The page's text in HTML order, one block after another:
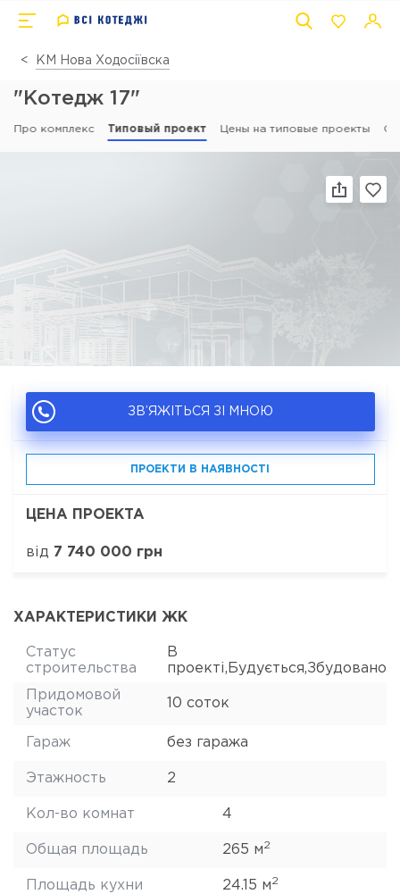
КМ Нова Ходосіївска
"Котедж 17"
Про комплекс Типовый проект Цены на типовые проекты
ЗВ’ЯЖІТЬСЯ ЗІ МНОЮ
ПРОЕКТИ В НАЯВНОСТІ
ЦЕНА ПРОЕКТА
від 7 740 000 грн
ХАРАКТЕРИСТИКИ ЖК
Статус
строительства
В
проекті,Будується,Збудовано
Придомовой
участок
10 соток
Гараж без гаража
Этажность 2
Кол-во комнат 4
Общая площадь 265 м2
Площадь кухни 24.15 м2